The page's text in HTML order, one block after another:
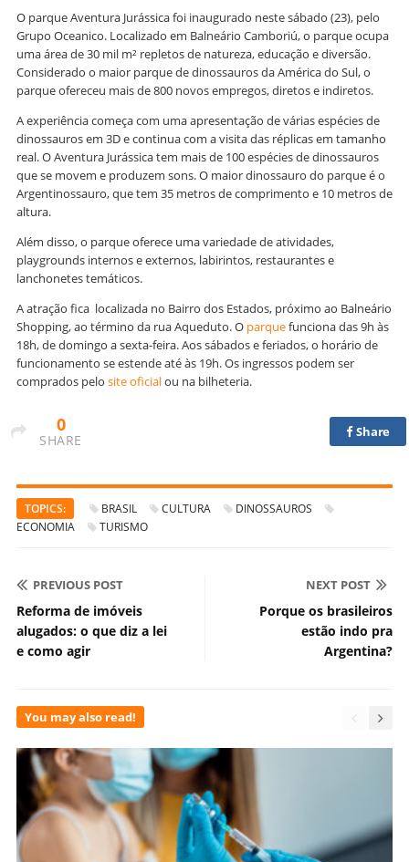
O parque Aventura Jurássica foi inaugurado neste sábado (23), pelo
Grupo Oceanico. Localizado em Balneário Camboriú, o parque ocupa
uma área de 30 mil m² repletos de natureza, educação e diversão.
Considerado o maior parque de dinossauros da América do Sul, o
parque ofereceu mais de 800 novos empregos, diretos e indiretos.
A experiência começa com uma apresentação de várias espécies de
dinossauros em 3D e continua com a visita das réplicas em tamanho
real. O Aventura Jurássica tem mais de 100 espécies de dinossauros
que se movem e produzem sons. O maior dinossauro do parque é o
Argentinossauro, que tem 35 metros de comprimento e 10 metros de
altura.
Além disso, o parque oferece uma variedade de atividades,
playgrounds internos e externos, labirintos, restaurantes e
lanchonetes temáticos.
A atração fica localizada no Bairro dos Estados, próximo ao Balneário
Shopping, ao término da rua Aqueduto. O parquefunciona das 9h às
18h, de domingo a sexta-feira. Aos sábados e feriados, o horário de
funcionamento se estende até às 19h. Os ingressos podem ser
comprados pelo site oficialou na bilheteria.
0
SHARE
Share
TOPICS: BRASIL CULTURA
DINOSSAUROS
ECONOMIA
TURISMO
PREVIOUS POST
Reforma de imóveis
alugados: o que diz a lei
e como agir
NEXT POST
Porque os brasileiros
estão indo pra
Argentina?
You may also read!